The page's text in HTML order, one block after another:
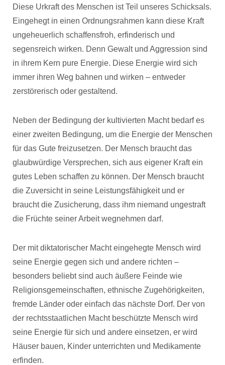
Diese Urkraft des Menschen ist Teil unseres Schicksals.
Eingehegt in einen Ordnungsrahmen kann diese Kraft
ungeheuerlich schaffensfroh, erfinderisch und
segensreich wirken. Denn Gewalt und Aggression sind
in ihrem Kern pure Energie. Diese Energie wird sich
immer ihren Weg bahnen und wirken – entweder
zerstörerisch oder gestaltend.
Neben der Bedingung der kultivierten Macht bedarf es
einer zweiten Bedingung, um die Energie der Menschen
für das Gute freizusetzen. Der Mensch braucht das
glaubwürdige Versprechen, sich aus eigener Kraft ein
gutes Leben schaffen zu können. Der Mensch braucht
die Zuversicht in seine Leistungsfähigkeit und er
braucht die Zusicherung, dass ihm niemand ungestraft
die Früchte seiner Arbeit wegnehmen darf.
Der mit diktatorischer Macht eingehegte Mensch wird
seine Energie gegen sich und andere richten –
besonders beliebt sind auch äußere Feinde wie
Religionsgemeinschaften, ethnische Zugehörigkeiten,
fremde Länder oder einfach das nächste Dorf. Der von
der rechtsstaatlichen Macht beschützte Mensch wird
seine Energie für sich und andere einsetzen, er wird
Häuser bauen, Kinder unterrichten und Medikamente
erfinden.